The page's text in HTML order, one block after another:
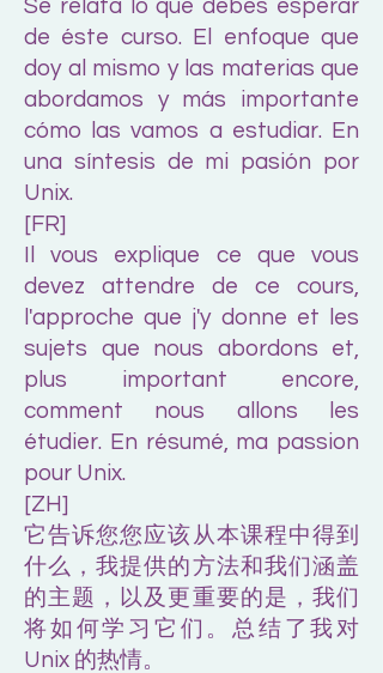
Se relata lo que debes esperar
de éste curso. El enfoque que
doy al mismo y las materias que
abordamos y más importante
cómo las vamos a estudiar. En
una síntesis de mi pasión por
Unix.
[FR]
Il vous explique ce que vous
devez attendre de ce cours,
l'approche que j'y donne et les
sujets que nous abordons et,
plus important encore,
comment nous allons les
étudier. En résumé, ma passion
pour Unix.
[ZH]
它告诉您您应该从本课程中得到
什么，我提供的方法和我们涵盖
的主题，以及更重要的是，我们
将如何学习它们。总结了我对
Unix 的热情。